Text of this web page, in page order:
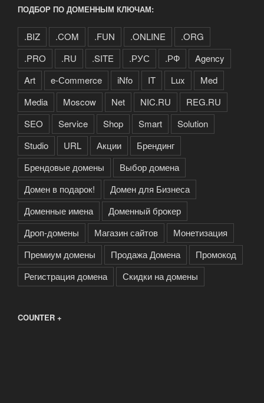
ПОДБОР ПО ДОМЕННЫМ КЛЮЧАМ:
.BIZ .COM .FUN .ONLINE
.ORG
.PRO
.RU .SITE .РУС .РФ
Agency
Art
e-Сommerce iNfo IT Lux
Med
Media
Moscow Net NIC.RU
REG.RU
SEO
Service Shop Smart
Solution
Studio
URL Акции
Брендинг
Брендовые домены
Выбор домена
Домен в подарок!
Домен для Бизнеса
Доменные имена
Доменный брокер
Дроп-домены
Магазин сайтов
Монетизация
Премиум домены
Продажа Домена
Промокод
Регистрация домена
Скидки на домены
COUNTER +